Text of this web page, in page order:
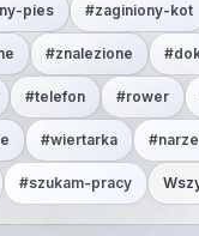
pies #zaginiony-kot
#znalezione #
#telefon #rower
#wiertarka #
#szukam-pracy